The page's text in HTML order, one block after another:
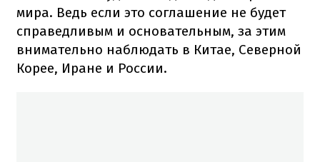
мира. Ведь если это соглашение не будет
справедливым и основательным, за этим
внимательно наблюдать в Китае, Северной
Корее, Иране и России.